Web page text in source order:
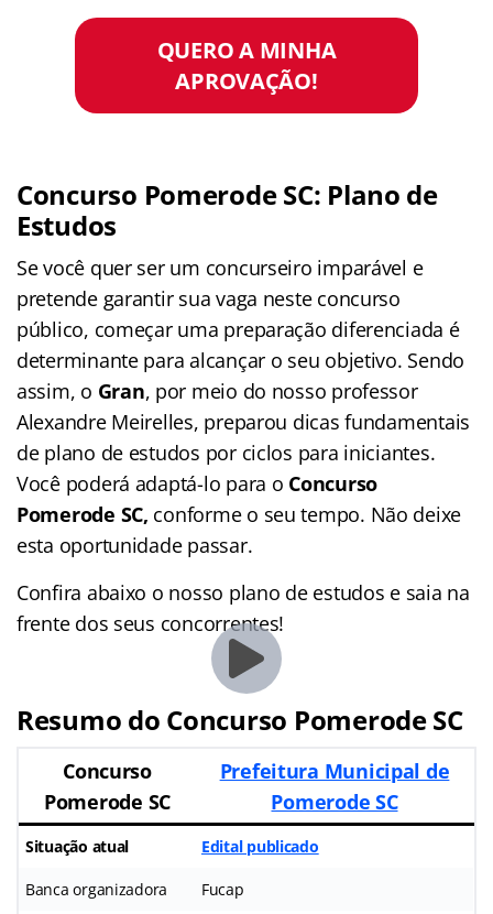
QUERO A MINHA
APROVAÇÃO!
Concurso Pomerode SC: Plano de
Estudos
Se você quer ser um concurseiro imparável e
pretende garantir sua vaga neste concurso
público, começar uma preparação diferenciada é
determinante para alcançar o seu objetivo. Sendo
assim, o Gran, por meio do nosso professor
Alexandre Meirelles, preparou dicas fundamentais
de plano de estudos por ciclos para iniciantes.
Você poderá adaptá-lo para o Concurso
Pomerode SC, conforme o seu tempo. Não deixe
esta oportunidade passar.
Confira abaixo o nosso plano de estudos e saia na
frente dos seus concorrentes!
Resumo do Concurso Pomerode SC
Concurso
Pomerode SC
Prefeitura Municipal de
Pomerode SC
Situação atual Edital publicado
Banca organizadora Fucap